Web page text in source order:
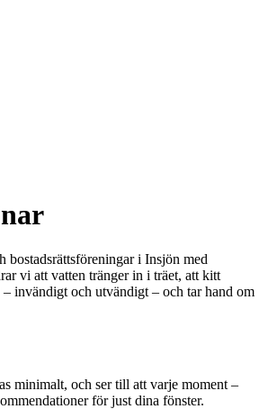
bostadsrättsföreningar i Insjön med
vi att vatten tränger in i träet, att kitt
invändigt och utvändigt – och tar hand om
minimalt, och ser till att varje moment –
för just dina fönster.